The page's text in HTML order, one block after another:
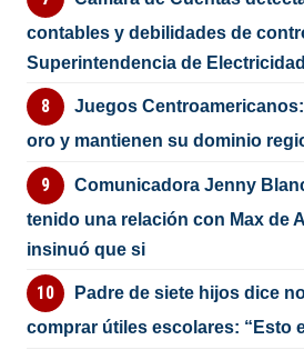
contables y debilidades de
Superintendencia de Electricidad
Juegos
oro y mantienen su dominio
Comunicadora Jenny
tenido una relación con Max de
insinuó que si
Padre de siete hijos dice
comprar útiles escolares: “Esto